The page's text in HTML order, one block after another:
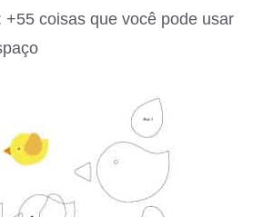
+55 coisas que você pode usar